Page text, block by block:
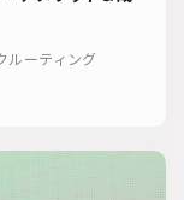
ルーティング